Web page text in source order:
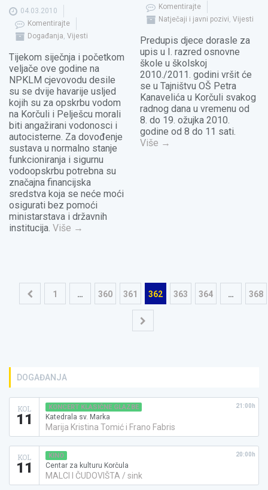
04.03.2010
Komentirajte
Događanja, Vijesti
Tijekom siječnja i početkom
veljače ove godine na
NPKLM cjevovodu desile
su se dvije havarije usljed
kojih su za opskrbu vodom
na Korčuli i Pelješcu morali
biti angažirani vodonosci i
autocisterne. Za dovođenje
sustava u normalno stanje
funkcioniranja i sigurnu
vodoopskrbu potrebna su
značajna financijska
sredstva koja se neće moći
osigurati bez pomoći
ministarstava i državnih
institucija. Više →
Komentirajte
Natječaji i javni pozivi,Vijesti
Predupis djece dorasle za
upis u I. razred osnovne
škole u školskoj
2010./2011. godini vršit će
se u Tajništvu OŠ Petra
Kanavelića u Korčuli svakog
radnog dana u vremenu od
8. do 19. ožujka 2010.
godine od 8 do 11 sati.
Više →
Navigacija
1 … 360 361 362 363 364 … 368
DOGAĐANJA
KOL
11
KONCERT KLASIČNE GLAZBE
Katedrala sv. Marka
Marija Kristina Tomić i Frano Fabris
21:00h
KOL
11
KINO
Centar za kulturu Korčula
MALCI I ČUDOVIŠTA / sink
20:00h